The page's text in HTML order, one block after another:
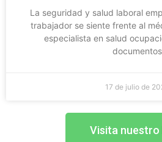
La seguridad y salud laboral
trabajador se siente frente al
especialista en salud
documentos
17 de julio de
Visita nuestro